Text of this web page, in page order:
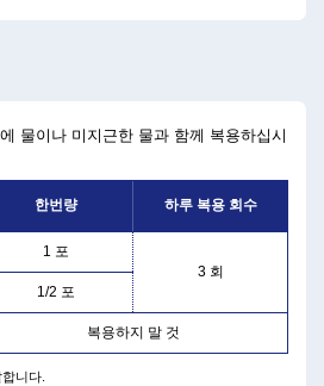
물이나 미지근한 물과 함께 복용하십시
한번량 하루 복용 회수
1 포
3 회
1/2 포
복용하지 말 것
니다.